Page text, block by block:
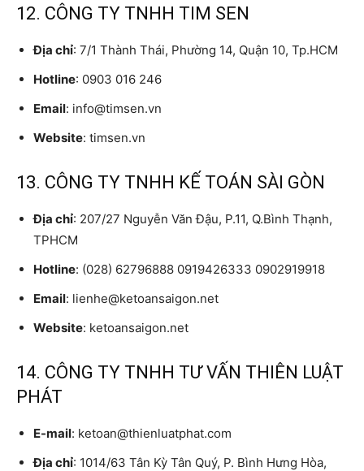
12. CÔNG TY TNHH TIM SEN
Địa chỉ: 7/1 Thành Thái, Phường 14, Quận 10, Tp.HCM
Hotline: 0903 016 246
Email: info@timsen.vn
Website: timsen.vn
13. CÔNG TY TNHH KẾ TOÁN SÀI GÒN
Địa chỉ: 207/27 Nguyễn Văn Đậu, P.11, Q.Bình Thạnh,
TPHCM
Hotline: (028) 62796888 0919426333 0902919918
Email: lienhe@ketoansaigon.net
Website: ketoansaigon.net
14. CÔNG TY TNHH TƯ VẤN THIÊN LUẬT
PHÁT
E-mail: ketoan@thienluatphat.com
Địa chỉ: 1014/63 Tân Kỳ Tân Quý, P. Bình Hưng Hòa,